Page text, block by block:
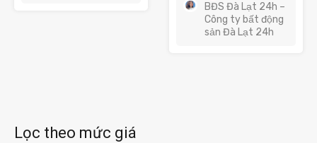
BĐS Đà Lạt 24h –
Công ty bất động
sản Đà Lạt 24h
Lọc theo mức giá